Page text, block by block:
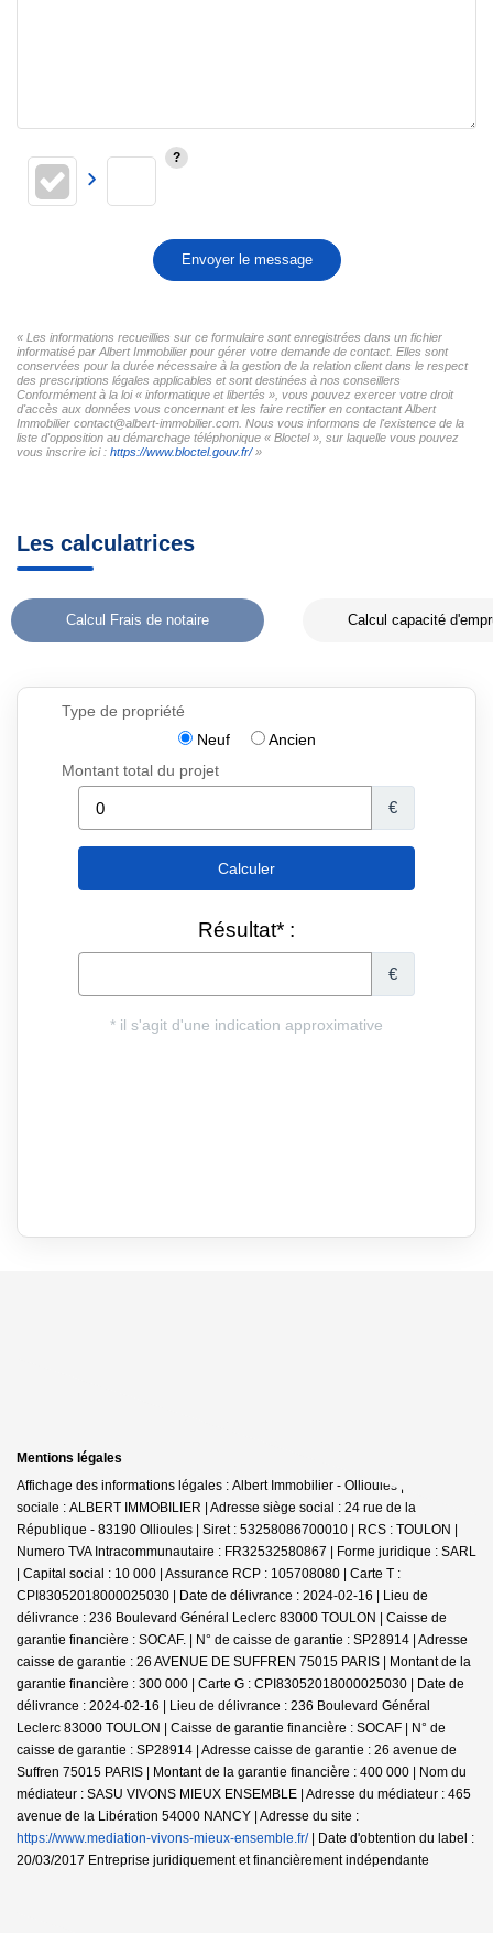
Envoyer le message
« Les informations recueillies sur ce formulaire sont enregistrées dans un fichier
informatisé par Albert Immobilier pour gérer votre demande de contact. Elles sont
conservées pour la durée nécessaire à la gestion de la relation client dans le respect
des prescriptions légales applicables et sont destinées à nos conseillers
Conformément à la loi « informatique et libertés », vous pouvez exercer votre droit
d'accès aux données vous concernant et les faire rectifier en contactant Albert
Immobilier contact@albert-immobilier.com. Nous vous informons de l'existence de la
liste d'opposition au démarchage téléphonique « Bloctel », sur laquelle vous pouvez
vous inscrire ici : https://www.bloctel.gouv.fr/»
Les calculatrices
Calcul Frais de notaire Calcul capacité
Mentions légales
Affichage des informations légales : Albert Immobilier - Ollioules | Raison
sociale : ALBERT IMMOBILIER | Adresse siège social : 24 rue de la
République - 83190 Ollioules | Siret : 53258086700010 | RCS : TOULON |
Numero TVA Intracommunautaire : FR32532580867 | Forme juridique : SARL
| Capital social : 10 000 | Assurance RCP : 105708080 | Carte T :
CPI83052018000025030 | Date de délivrance : 2024-02-16 | Lieu de
délivrance : 236 Boulevard Général Leclerc 83000 TOULON | Caisse de
garantie financière : SOCAF. | N° de caisse de garantie : SP28914 | Adresse
caisse de garantie : 26 AVENUE DE SUFFREN 75015 PARIS | Montant de la
garantie financière : 300 000 | Carte G : CPI83052018000025030 | Date de
délivrance : 2024-02-16 | Lieu de délivrance : 236 Boulevard Général
Leclerc 83000 TOULON | Caisse de garantie financière : SOCAF | N° de
caisse de garantie : SP28914 | Adresse caisse de garantie : 26 avenue de
Suffren 75015 PARIS | Montant de la garantie financière : 400 000 | Nom du
médiateur : SASU VIVONS MIEUX ENSEMBLE | Adresse du médiateur : 465
avenue de la Libération 54000 NANCY | Adresse du site :
https://www.mediation-vivons-mieux-ensemble.fr/| Date d'obtention du label :
20/03/2017 Entreprise juridiquement et financièrement indépendante